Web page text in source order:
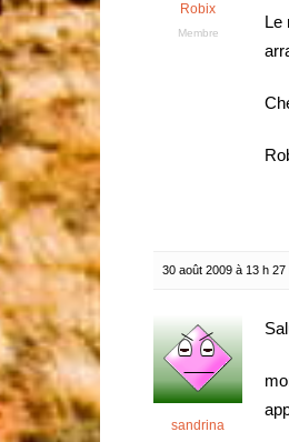
Robix
Membre
Le
30 août 2009 à 13 h 27
sandrina